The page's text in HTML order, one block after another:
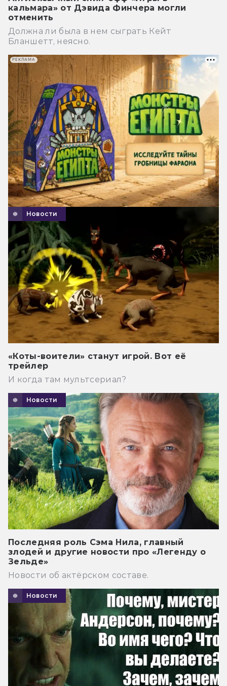
кальмара» от Дэвида Финчера могли
отменить
Должна ли была в нем сыграть Кейт
Бланшетт, неясно.
Новости
«Коты-воители» станут игрой. Вот её
трейлер
И когда там мультсериал?
Новости
Последняя роль Сэма Нила, главный
злодей и другие новости про «Легенду о
Зельде»
Новости об актёрском составе.
Новости
РЕКЛАМА